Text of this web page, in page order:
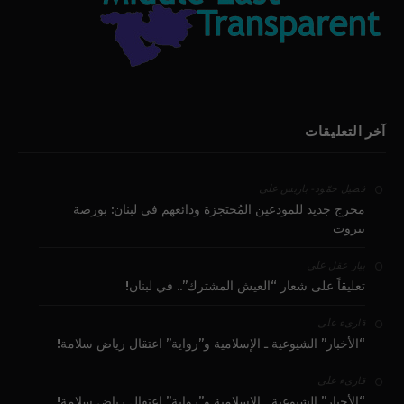
آخر التعليقات
فضيل حمّود - باريس على
مخرج جديد للمودعين المُحتجزة ودائعهم في لبنان: بورصة
بيروت
بيار عقل على
تعليقاً على شعار “العيش المشترك”.. في لبنان!
قارىء على
“الأخبار” الشيوعية ـ الإسلامية و”رواية” اعتقال رياض سلامة!
قارىء على